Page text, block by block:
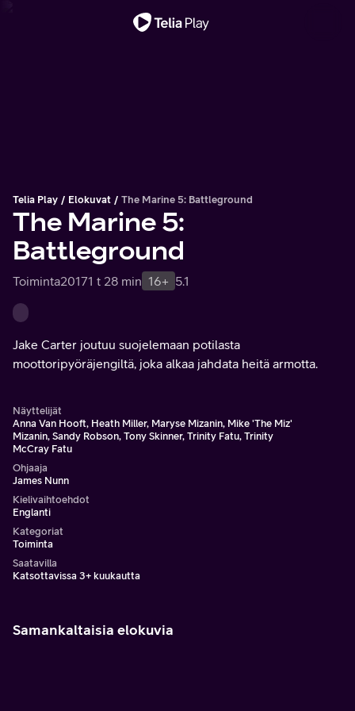
Telia Play Elokuvat The Marine 5: Battleground
The Marine 5:
Battleground
Toiminta20171 t 28 min 16+ 5.1
Jake Carter joutuu suojelemaan potilasta
moottoripyöräjengiltä, joka alkaa jahdata heitä armotta.
Näyttelijät
Anna Van Hooft, Heath Miller, Maryse Mizanin, Mike 'The Miz'
Mizanin, Sandy Robson, Tony Skinner, Trinity Fatu, Trinity
McCray Fatu
Ohjaaja
James Nunn
Kielivaihtoehdot
Englanti
Kategoriat
Toiminta
Saatavilla
Katsottavissa 3+ kuukautta
Samankaltaisia elokuvia